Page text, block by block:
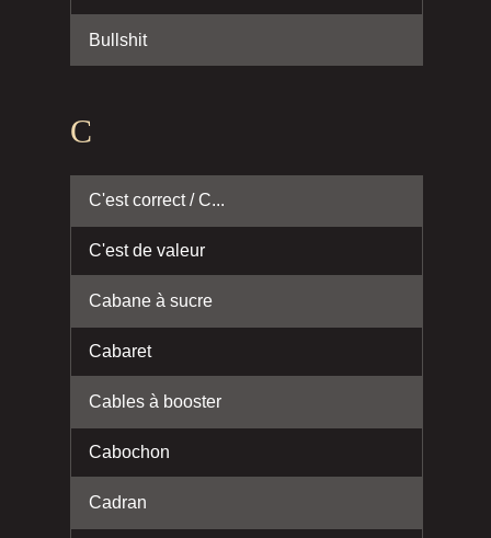
Bullshit
C
C'est correct / C...
C'est de valeur
Cabane à sucre
Cabaret
Cables à booster
Cabochon
Cadran